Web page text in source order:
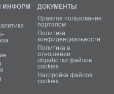
ИНФОРМ
ДОКУМЕНТЫ
Правила пользования
порталом
Политика
конфиденциальности
Политика в
отношении
обработки файлов
cookies
Настройка файлов
cookies